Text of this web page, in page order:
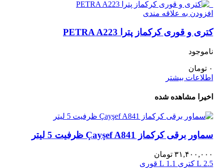
افزودن به علاقه مندی
کتری و قوری کرکماز پترا PETRA A223
ناموجود
۰ تومان
اطلاعات بیشتر
اخیرا مشاهده شده
سماور برقی کرکماز Çayşef A841 ظرفیت 5 لیتر
۳۱,۴۰۰,۰۰۰ تومان
2.5 L کتری
1.1 L قوری